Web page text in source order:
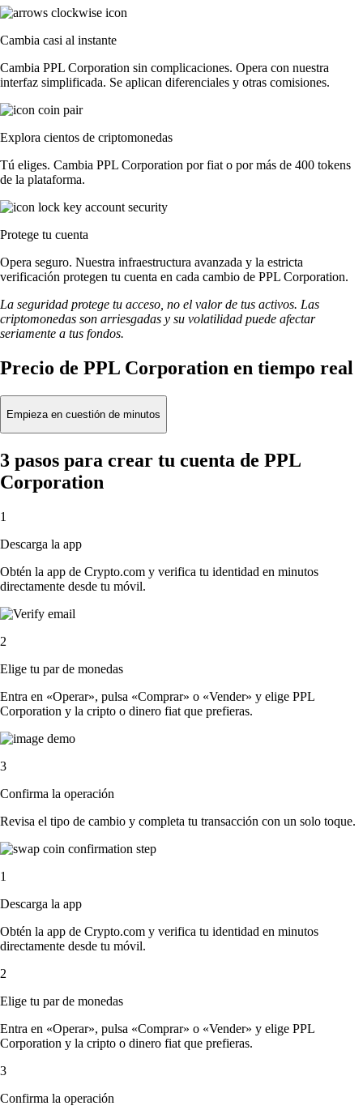
Cambia casi al instante
Cambia PPL Corporation sin complicaciones. Opera con nuestra
interfaz simplificada. Se aplican diferenciales y otras comisiones.
Explora cientos de criptomonedas
Tú eliges. Cambia PPL Corporation por fiat o por más de 400 tokens
de la plataforma.
Protege tu cuenta
Opera seguro. Nuestra infraestructura avanzada y la estricta
verificación protegen tu cuenta en cada cambio de PPL Corporation.
La seguridad protege tu acceso, no el valor de tus activos. Las
criptomonedas son arriesgadas y su volatilidad puede afectar
seriamente a tus fondos.
Precio de PPL Corporation en tiempo real
Empieza en cuestión de minutos
3 pasos para crear tu cuenta de PPL
Corporation
1
Descarga la app
Obtén la app de Crypto.com y verifica tu identidad en minutos
directamente desde tu móvil.
2
Elige tu par de monedas
Entra en «Operar», pulsa «Comprar» o «Vender» y elige PPL
Corporation y la cripto o dinero fiat que prefieras.
3
Confirma la operación
Revisa el tipo de cambio y completa tu transacción con un solo toque.
1
Descarga la app
Obtén la app de Crypto.com y verifica tu identidad en minutos
directamente desde tu móvil.
2
Elige tu par de monedas
Entra en «Operar», pulsa «Comprar» o «Vender» y elige PPL
Corporation y la cripto o dinero fiat que prefieras.
3
Confirma la operación